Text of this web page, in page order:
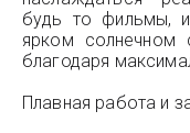
будь то фильмы,
ярком солнечном
благодаря
Плавная работа и